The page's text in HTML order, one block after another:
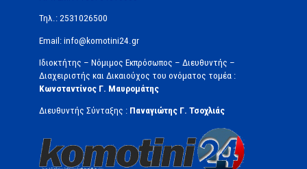
Τηλ.: 2531026500
Email: info@komotini24.gr
Ιδιοκτήτης – Νόμιμος Εκπρόσωπος – Διευθυντής –
Διαχειριστής και Δικαιούχος του ονόματος τομέα :
Κωνσταντίνος Γ. Μαυρομάτης
Διευθυντής Σύνταξης : Παναγιώτης Γ. Τσοχλιάς